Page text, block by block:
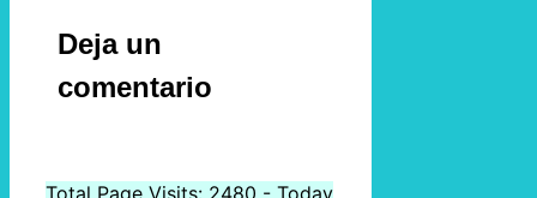
Deja un
comentario
Total Page Visits: 2480 - Today